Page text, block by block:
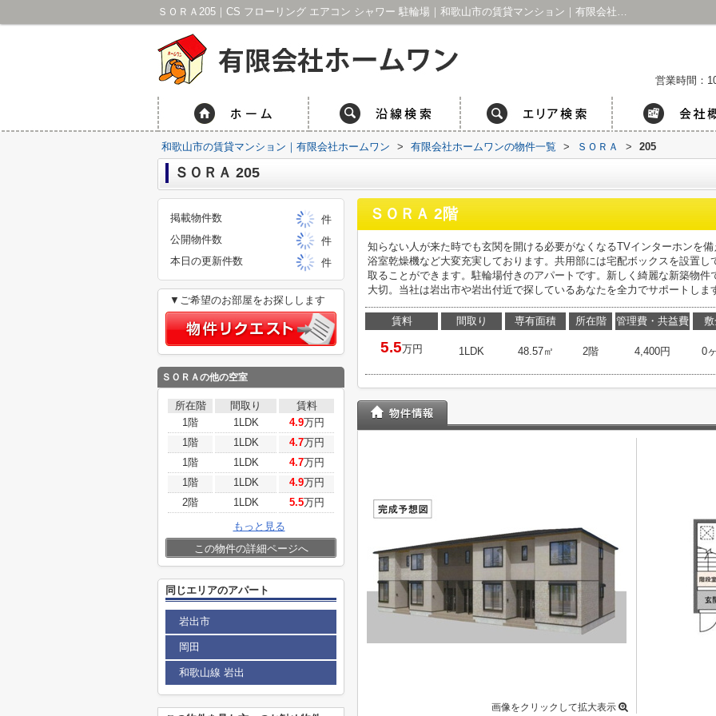
ＳＯＲＡ205｜CS フローリング エアコン シャワー 駐輪場｜和歌山市の賃貸マンション｜有限会社ホームワン
営業時間：
和歌山市の賃貸マンション｜有限会社ホームワン > 有限会社ホームワンの物件一覧 > ＳＯＲＡ > 205
ＳＯＲＡ 205
ＳＯＲＡ 2階
知らない人が来た時でも玄関を開ける必要がなくなるTVインターホンを
浴室乾燥機など大変充実しております。共用部には宅配ボックスを設置
取ることができます。駐輪場付きのアパートです。新しく綺麗な新築物
大切。当社は岩出市や岩出付近で探しているあなたを全力でサポートしま
賃料
5.5万円
間取り
1LDK
専有面積
48.57㎡
所在階
2階
管理費・共益費
4,400円 0
画像をクリックして拡大表示
掲載物件数
件
公開物件数
件
本日の更新件数
件
▼ご希望のお部屋をお探しします
ＳＯＲＡの他の空室
所在階 間取り
賃料
1階
1LDK 4.9万円
1階
1LDK 4.7万円
1階
1LDK 4.7万円
1階
1LDK 4.9万円
2階
1LDK 5.5万円
もっと見る
この物件の詳細ページへ
同じエリアのアパート
岩出市
岡田
和歌山線 岩出